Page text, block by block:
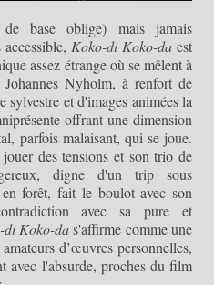
base oblige) mais jamais
Koko-di Koko-da est
assez étrange où se mêlent à
Nyholm, à renfort de
sylvestre et d'images animées la
offrant une dimension
parfois malaisant, qui se joue.
des tensions et son trio de
digne d'un trip sous
forêt, fait le boulot avec son
avec sa pure et
di Koko-das'affirme comme une
d’œuvres personnelles,
avec l'absurde, proches du film